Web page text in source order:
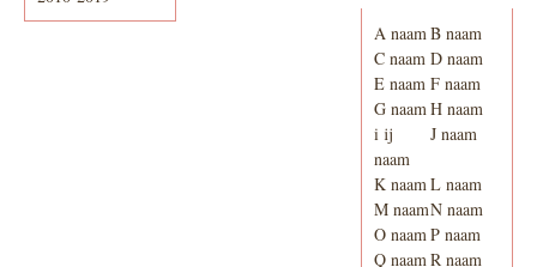
A naamB naam
C naam D naam
E naam F naam
G naamH naam
i ij
naam
J naam
K naamL naam
M naamN naam
O naamP naam
Q naamR naam